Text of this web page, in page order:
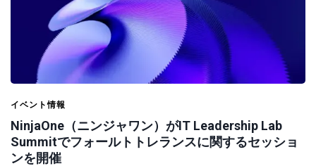
イベント情報
NinjaOne（ニンジャワン）がIT Leadership Lab
Summitでフォールトトレランスに関するセッショ
ンを開催